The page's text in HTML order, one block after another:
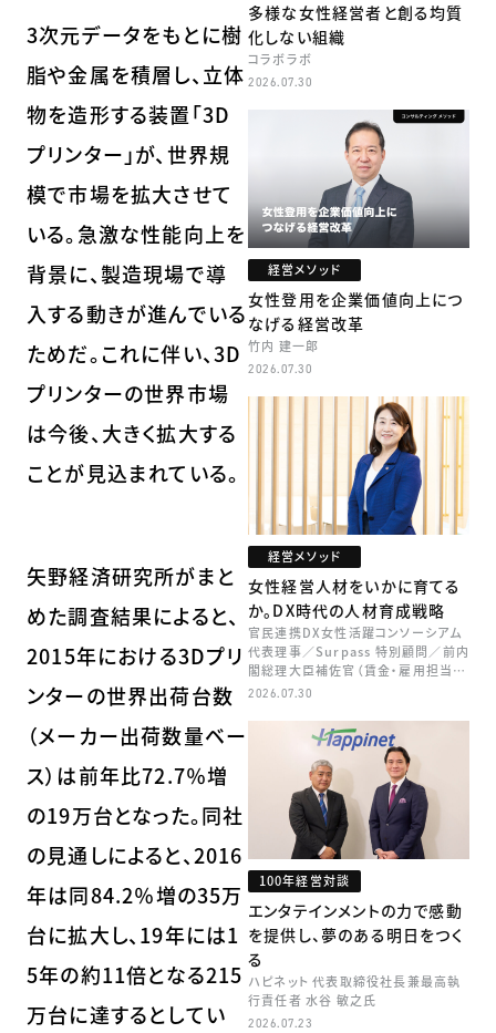
3次元データをもとに樹
脂や金属を積層し、立体
物を造形する装置「3D
プリンター」が、世界規
模で市場を拡大させて
いる。急激な性能向上を
背景に、製造現場で導
入する動きが進んでいる
ためだ。これに伴い、3D
プリンターの世界市場
は今後、大きく拡大する
ことが見込まれている。
矢野経済研究所がまと
めた調査結果によると、
2015年における3Dプリ
ンターの世界出荷台数
（メーカー出荷数量ベー
ス）は前年比72.7％増
の19万台となった。同社
の見通しによると、2016
年は同84.2％増の35万
台に拡大し、19年には1
5年の約11倍となる215
万台に達するとしてい
多様な女性経営者と創る均質
化しない組織
コラボラボ
2026.07.30
経営メソッド
女性登用を企業価値向上につ
なげる経営改革
竹内 建一郎
2026.07.30
経営メソッド
女性経営人材をいかに育てる
か。DX時代の人材育成戦略
官民連携DX女性活躍コンソーシアム
代表理事／Surpass 特別顧問／前内
閣総理大臣補佐官（賃金・雇用担当）
矢田 稚子
2026.07.30
100年経営対談
エンタテインメントの力で感動
を提供し、夢のある明日をつく
る
ハピネット 代表取締役社長兼最高執
行責任者 水谷 敏之氏
2026.07.23